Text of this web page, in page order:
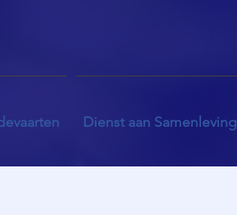
Dienst aan Samenleving